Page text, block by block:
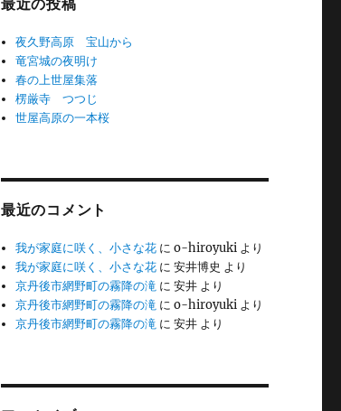
最近の投稿
夜久野高原 宝山から
竜宮城の夜明け
春の上世屋集落
楞厳寺 つつじ
世屋高原の一本桜
最近のコメント
我が家庭に咲く、小さな花 にo-hiroyuki より
我が家庭に咲く、小さな花 に安井博史 より
京丹後市網野町の霧降の滝 に安井 より
京丹後市網野町の霧降の滝 にo-hiroyuki より
京丹後市網野町の霧降の滝 に安井 より